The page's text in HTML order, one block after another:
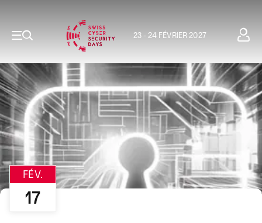
23 - 24 FÉVRIER 2027
FÉV.
17